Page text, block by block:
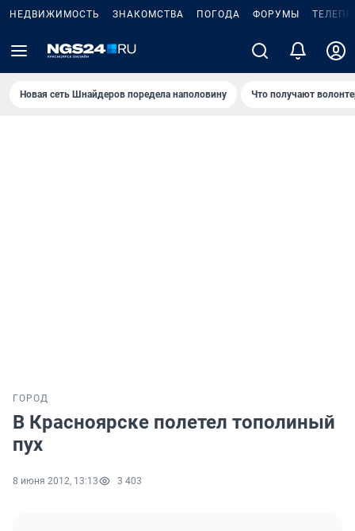
НЕДВИЖИМОСТЬ ЗНАКОМСТВА ПОГОДА ФОРУМЫ
Новая сеть Шнайдеров поредела наполовину Что получают
ГОРОД
В Красноярске полетел тополиный
пух
8 июня 2012, 13:13 3 403